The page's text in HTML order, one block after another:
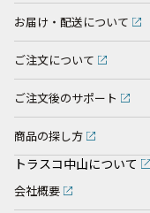
お届け・配送について
ご注文について
ご注文後のサポート
商品の探し方
トラスコ中山について
会社概要